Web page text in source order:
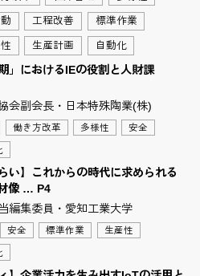
工程改善 標準作業
生産計画 自動化
」におけるIEの役割と人財課
会副会長・日本特殊陶業(株)
働き方改革 多様性 安全
い】これからの時代に求められる
像 … P4
編集委員・愛知工業大学
安全 標準作業 生産性